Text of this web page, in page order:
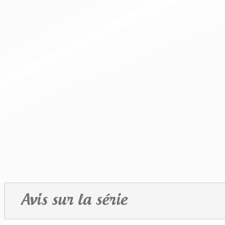
Avis sur la série